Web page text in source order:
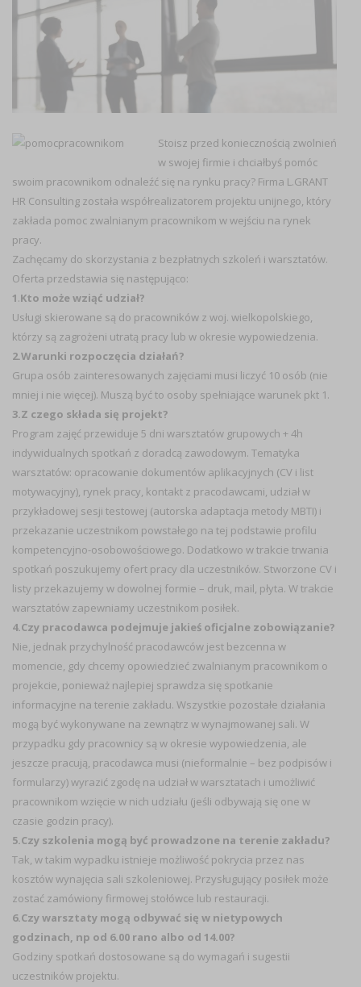
Stoisz przed koniecznością zwolnień
w swojej firmie i chciałbyś pomóc
swoim pracownikom odnaleźć się na rynku pracy? Firma L.GRANT
HR Consulting została współrealizatorem projektu unijnego, który
zakłada pomoc zwalnianym pracownikom w wejściu na rynek
pracy.
Zachęcamy do skorzystania z bezpłatnych szkoleń i warsztatów.
Oferta przedstawia się następująco:
1.Kto może wziąć udział?
Usługi skierowane są do pracowników z woj. wielkopolskiego,
którzy są zagrożeni utratą pracy lub w okresie wypowiedzenia.
2.Warunki rozpoczęcia działań?
Grupa osób zainteresowanych zajęciami musi liczyć 10 osób (nie
mniej i nie więcej). Muszą być to osoby spełniające warunek pkt 1.
3.Z czego składa się projekt?
Program zajęć przewiduje 5 dni warsztatów grupowych + 4h
indywidualnych spotkań z doradcą zawodowym. Tematyka
warsztatów: opracowanie dokumentów aplikacyjnych (CV i list
motywacyjny), rynek pracy, kontakt z pracodawcami, udział w
przykładowej sesji testowej (autorska adaptacja metody MBTI) i
przekazanie uczestnikom powstałego na tej podstawie profilu
kompetencyjno-osobowościowego. Dodatkowo w trakcie trwania
spotkań poszukujemy ofert pracy dla uczestników. Stworzone CV i
listy przekazujemy w dowolnej formie – druk, mail, płyta. W trakcie
warsztatów zapewniamy uczestnikom posiłek.
4.Czy pracodawca podejmuje jakieś oficjalne zobowiązanie?
Nie, jednak przychylność pracodawców jest bezcenna w
momencie, gdy chcemy opowiedzieć zwalnianym pracownikom o
projekcie, ponieważ najlepiej sprawdza się spotkanie
informacyjne na terenie zakładu. Wszystkie pozostałe działania
mogą być wykonywane na zewnątrz w wynajmowanej sali. W
przypadku gdy pracownicy są w okresie wypowiedzenia, ale
jeszcze pracują, pracodawca musi (nieformalnie – bez podpisów i
formularzy) wyrazić zgodę na udział w warsztatach i umożliwić
pracownikom wzięcie w nich udziału (jeśli odbywają się one w
czasie godzin pracy).
5.Czy szkolenia mogą być prowadzone na terenie zakładu?
Tak, w takim wypadku istnieje możliwość pokrycia przez nas
kosztów wynajęcia sali szkoleniowej. Przysługujący posiłek może
zostać zamówiony firmowej stołówce lub restauracji.
6.Czy warsztaty mogą odbywać się w nietypowych
godzinach, np od 6.00 rano albo od 14.00?
Godziny spotkań dostosowane są do wymagań i sugestii
uczestników projektu.